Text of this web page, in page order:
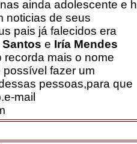
ainda adolescente e
noticias de seus
pais já falecidos era
e Iría Mendes
recorda mais o nome
fazer um
pessoas,para que
mail